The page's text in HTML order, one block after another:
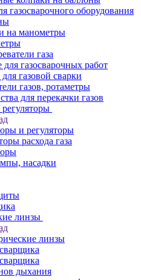
газосварочного оборудования
на манометры
газа
для газосварочных работ
газовой сварки
газов, ротаметры
для перекачки газов
и регуляторы
расхода газа
насадки
линзы
линзы
дыхания